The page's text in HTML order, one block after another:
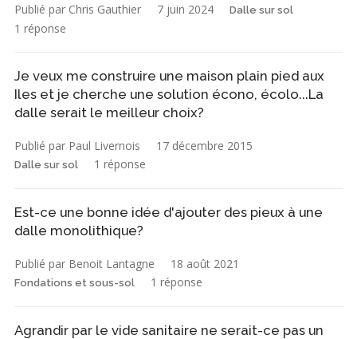
Publié par Chris Gauthier 7 juin 2024 Dalle sur sol
1 réponse
Je veux me construire une maison plain pied aux
Iles et je cherche une solution écono, écolo...La
dalle serait le meilleur choix?
Publié par Paul Livernois 17 décembre 2015
Dalle sur sol 1 réponse
Est-ce une bonne idée d'ajouter des pieux à une
dalle monolithique?
Publié par Benoit Lantagne 18 août 2021
Fondations et sous-sol 1 réponse
Agrandir par le vide sanitaire ne serait-ce pas un